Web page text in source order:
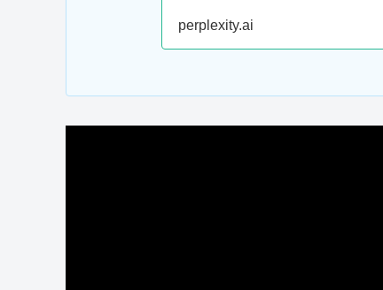
perplexity.ai